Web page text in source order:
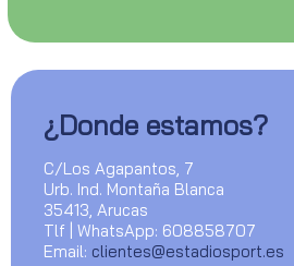
¿Donde estamos?
C/Los Agapantos, 7
Urb. Ind. Montaña Blanca
35413, Arucas
Tlf | WhatsApp: 608858707
Email: clientes@estadiosport.es